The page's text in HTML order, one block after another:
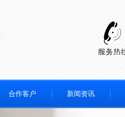
合作客户 新闻资讯